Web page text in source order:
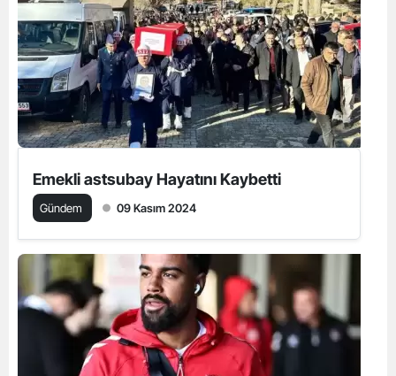
Emekli astsubay Hayatını Kaybetti
Gündem 09 Kasım 2024